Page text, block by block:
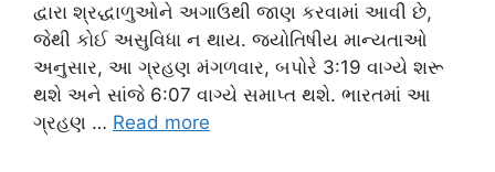
દ્વારા શ્રદ્ધાળુઓને અગાઉથી જાણ કરવામાં આવી છે,
જેથી કોઈ અસુવિધા ન થાય. જ્યોતિષીય માન્યતાઓ
અનુસાર, આ ગ્રહણ મંગળવાર, બપોરે 3:19 વાગ્યે શરૂ
થશે અને સાંજે 6:07 વાગ્યે સમાપ્ત થશે. ભારતમાં આ
ગ્રહણ … Read more